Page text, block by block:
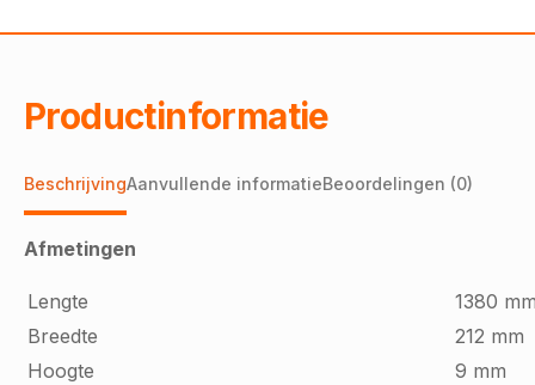
Productinformatie
BeschrijvingAanvullende informatieBeoordelingen (0)
Afmetingen
Lengte
1380
Breedte
212 mm
Hoogte
9 mm